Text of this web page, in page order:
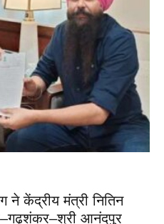
ने केंद्रीय मंत्री नितिन
आनंदपुर